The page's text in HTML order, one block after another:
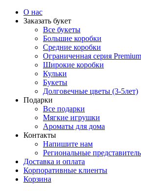
О нас
Заказать букет
Все букеты
Большие коробки
Средние коробки
Ограниченная серия Premium
Широкие коробки
Кульки
Букеты
Долговечные цветы (3-5лет)
Подарки
Все подарки
Мягкие игрушки
Ароматы для дома
Контакты
Напишите нам
Региональные
Доставка и оплата
Корпоративные клиенты
Корзина